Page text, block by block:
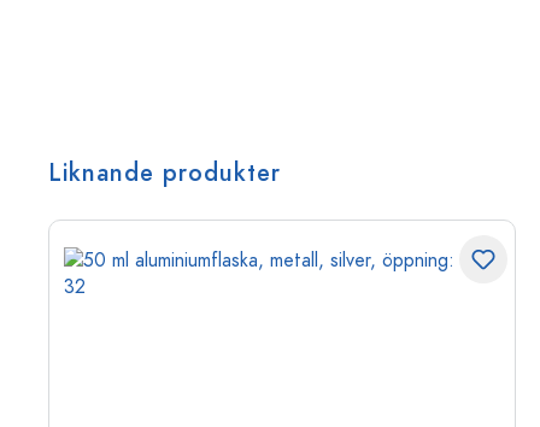
Liknande produkter